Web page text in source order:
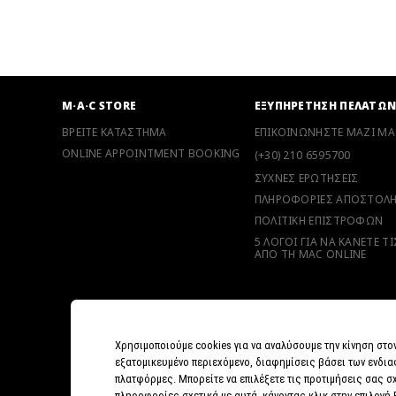
M·A·C STORE
ΒΡΕΙΤΕ ΚΑΤΑΣΤΗΜΑ
ONLINE APPOINTMENT BOOKING
ΕΞΥΠΗΡΕΤΗΣΗ ΠΕΛΑΤΩΝ
ΕΠΙΚΟΙΝΩΝΗΣΤΕ ΜΑΖΙ
(+30) 210 6595700
ΣΥΧΝΕΣ ΕΡΩΤΗΣΕΙΣ
ΠΛΗΡΟΦΟΡΙΕΣ
ΠΟΛΙΤΙΚΗ ΕΠΙΣΤΡΟΦΩΝ
5 ΛΟΓΟΙ ΓΙΑ ΝΑ ΚΑΝΕΤΕ
ΑΠΟ ΤΗ MAC ONLINE
Χρησιμοποιούμε cookies για να αναλύσουμε την κίνηση
εξατομικευμένο περιεχόμενο, διαφημίσεις βάσει των
πλατφόρμες. Μπορείτε να επιλέξετε τις προτιμήσεις σας